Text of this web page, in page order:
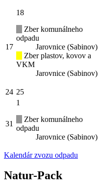
17
18
Zber komunálneho
odpadu
Jarovnice (Sabinov)
Zber plastov, kovov a
VKM
Jarovnice (Sabinov)
24 25
31
1
Zber komunálneho
odpadu
Jarovnice (Sabinov)
Kalendár zvozu odpadu
Natur-Pack